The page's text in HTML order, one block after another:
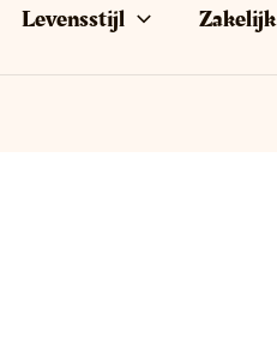
Levensstijl Zakelijk